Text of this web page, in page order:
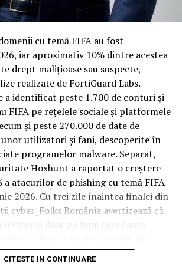
locuință obișnuită, o cameră de hotel
de utilizare intensă: oaspeți diferiți,
curățenie zilnică, uneori mai multe
în aceeași săptămână. Această
de utilizare pune presiune reală pe
pardoseala este printre primele
vizibil, mai ales în zona din jurul
acces.
sau construcție, administratorii
mocheta trafic intenspentru zonele
riscul de uzură prematură și de
în punctele de trecere frecventă. Este
mai puțin de stil și mai mult de
de utilizare intensă.
cu temă FIFA au fost
iar aproximativ 10% dintre acestea
drept malițioase sau suspecte,
realizate de FortiGuard Labs.
a identificat peste 1.700 de conturi și
FIFA pe rețelele sociale și platformele
și peste 270.000 de date de
utilizatori și fani, descoperite în
programelor malware. Separat,
Hoxhunt a raportat o creștere
a atacurilor de phishing cu temă FIFA
2026. Cu trei zile înaintea finalei din
cyber_Folks România avertizează că
și infrastructura digitală
CITESTE IN CONTINUARE